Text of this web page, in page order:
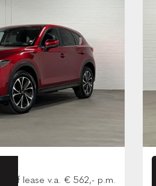
of lease v.a. € 562,- p.m.